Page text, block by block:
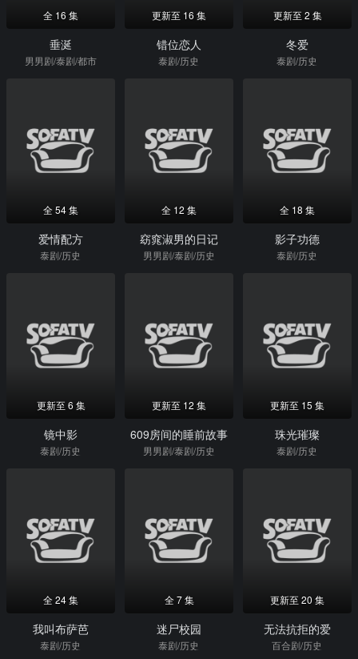
全 16 集
垂涎
男男剧/泰剧/都市
更新至 16 集
错位恋人
泰剧/历史
更新至 2 集
冬爱
泰剧/历史
全 54 集
爱情配方
泰剧/历史
全 12 集
窈窕淑男的日记
男男剧/泰剧/历史
全 18 集
影子功德
泰剧/历史
更新至 6 集
镜中影
泰剧/历史
更新至 12 集
609房间的睡前故事
男男剧/泰剧/历史
更新至 15 集
珠光璀璨
泰剧/历史
全 24 集
我叫布萨芭
泰剧/历史
全 7 集
迷尸校园
泰剧/历史
更新至 20 集
无法抗拒的爱
百合剧/历史